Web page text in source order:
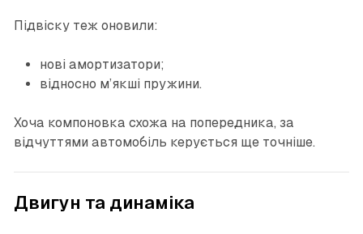
Підвіску теж оновили:
нові амортизатори;
відносно м’якші пружини.
Хоча компоновка схожа на попередника, за
відчуттями автомобіль керується ще точніше.
Двигун та динаміка